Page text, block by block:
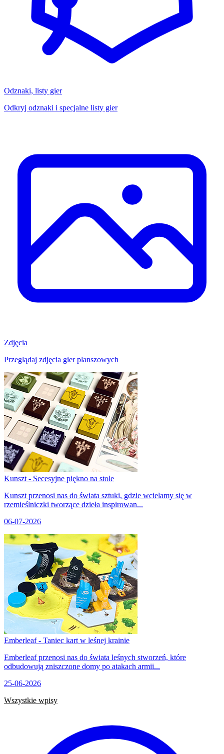
Odznaki, listy gier
Odkryj odznaki i specjalne listy gier
Zdjęcia
Przeglądaj zdjęcia gier planszowych
Kunszt - Secesyjne piękno na stole
Kunszt przenosi nas do świata sztuki, gdzie wcielamy się w
rzemieślniczki tworzące dzieła inspirowan...
06-07-2026
Emberleaf - Taniec kart w leśnej krainie
Emberleaf przenosi nas do świata leśnych stworzeń, które
odbudowują zniszczone domy po atakach armii...
25-06-2026
Wszystkie wpisy